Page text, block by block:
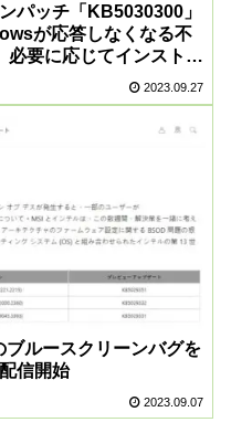
パッチ「KB5030300」
が応答しなくなる不
必要に応じてインストー
2023.09.27
ルースクリーンバグを
信開始
2023.09.07